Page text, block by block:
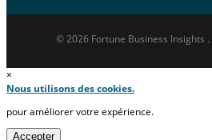
© 2026 Fortune Business Insights
×
Nous utilisons des cookies.
pour améliorer votre expérience.
Accepter